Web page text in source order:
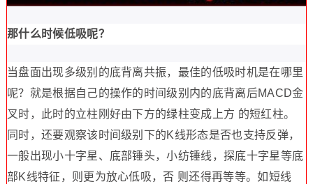
那什么时候低吸呢？
当盘面出现多级别的底背离共振，最佳的低吸时机是在哪里
呢？就是根据自己的操作的时间级别内的底背离后MACD金
叉时，此时的立柱刚好由下方的绿柱变成上方 的短红柱。
同时，还要观察该时间级别下的K线形态是否也支持反弹，
一般出现小十字星、底部锤头，小纺锤线，探底十字星等底
部K线特征，则更为放心低吸，否 则还得再等等。如短线